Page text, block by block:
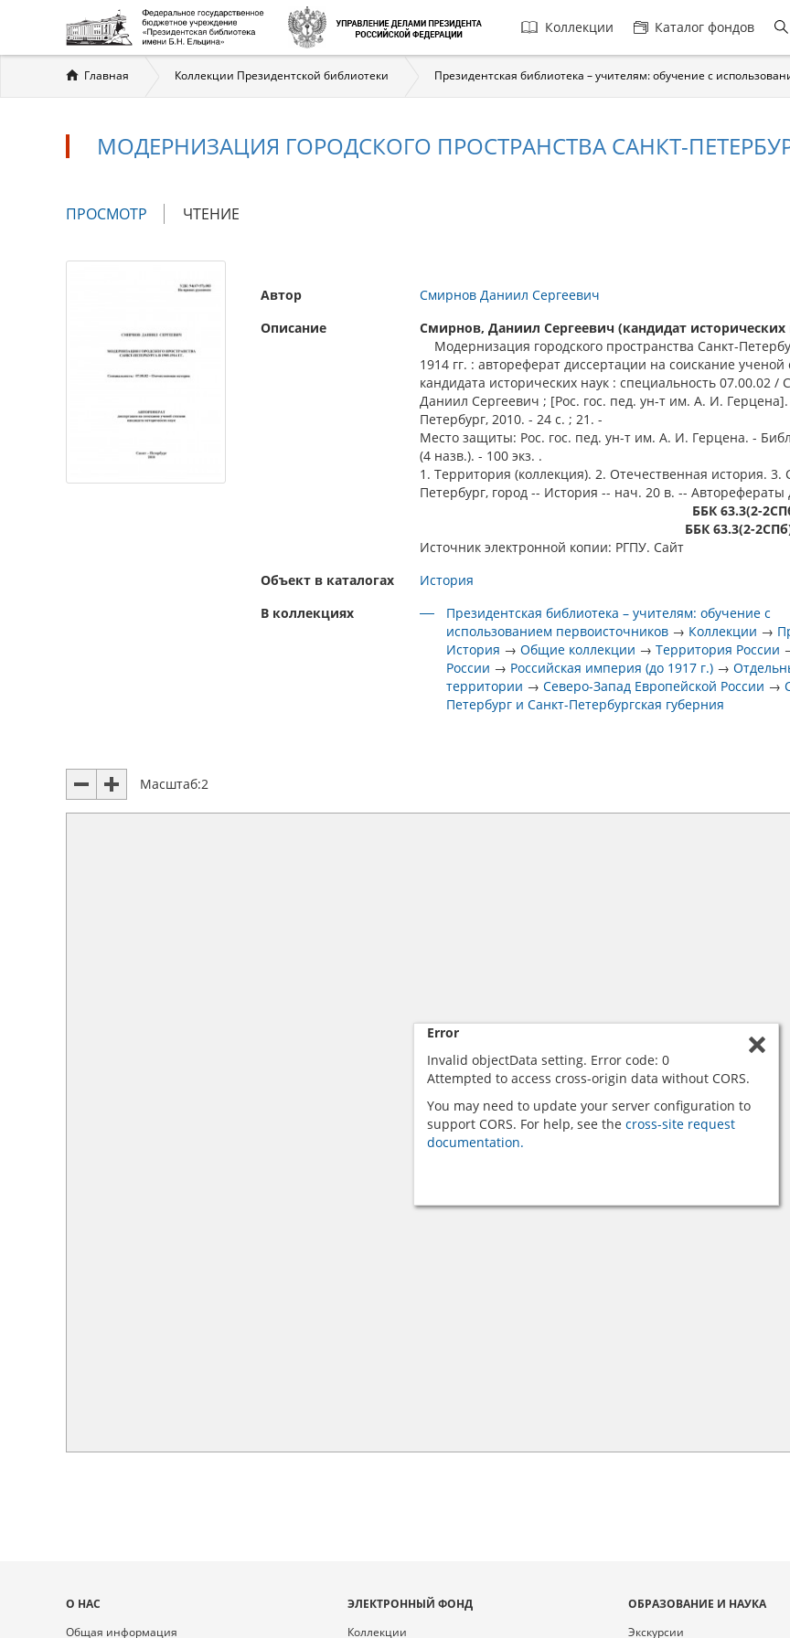
Главная
навигация
Коллекции Каталог фондов
Вы
здесь
Главная Коллекции Президентской библиотеки Президентская библиотека – учителям: обучение с
МОДЕРНИЗАЦИЯ ГОРОДСКОГО ПРОСТРАНСТВА САНКТ-
Главные
ПРОСМОТР (АКТИВНАЯ
ЧТЕНИЕ
Автор
Смирнов Даниил Сергеевич
Описание
Смирнов, Даниил Сергеевич (кандидат исторических
Модернизация городского пространства Санкт-
1914 гг. : автореферат диссертации на соискание ученой
кандидата исторических наук : специальность 07.00.02 /
Даниил Сергеевич ; [Рос. гос. пед. ун-т им. А. И. Герцена].
Петербург, 2010. - 24 с. ; 21. -
Место защиты: Рос. гос. пед. ун-т им. А. И. Герцена. -
(4 назв.). - 100 экз. .
1. Территория (коллекция). 2. Отечественная история. 3.
Петербург, город -- История -- нач. 20 в. -- Авторефераты
ББК 63.3(2-
ББК 63.3(2-
Источник электронной копии: РГПУ. Сайт
Объект в каталогах
История
В коллекциях
Президентская библиотека – учителям: обучение с
использованием первоисточников → Коллекции →
История →Общие коллекции →Территория России
России → Российская империя (до 1917 г.) →
территории →Северо-Запад Европейской России →
Петербург и Санкт-Петербургская губерния
Масштаб:2
Error
Invalid objectData setting. Error code: 0
Attempted to access cross-origin data without CORS.
You may need to update your server configuration to
support CORS. For help, see the cross-site request
documentation.
Карта
сайта
О НАС
Общая информация
ЭЛЕКТРОННЫЙ ФОНД
Коллекции
ОБРАЗОВАНИЕ И НАУКА
Экскурсии